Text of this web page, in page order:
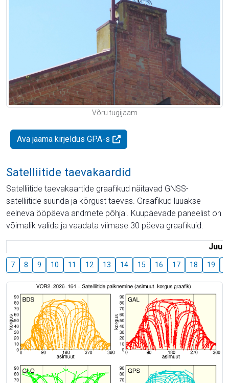
Võru tugijaam
Ava jaama kirjeldus GPA-s
Satelliitide taevakaardid
Satelliitide taevakaartide graafikud näitavad GNSS-
satelliitide suunda ja kõrgust taevas. Graafikud luuakse
eelneva ööpäeva andmete põhjal. Kuupäevade paneelist on
võimalik valida ja vaadata viimase 30 päeva graafikuid.
Juuli
7 8 9 10 11 12 13 14 15 16 17 18 19